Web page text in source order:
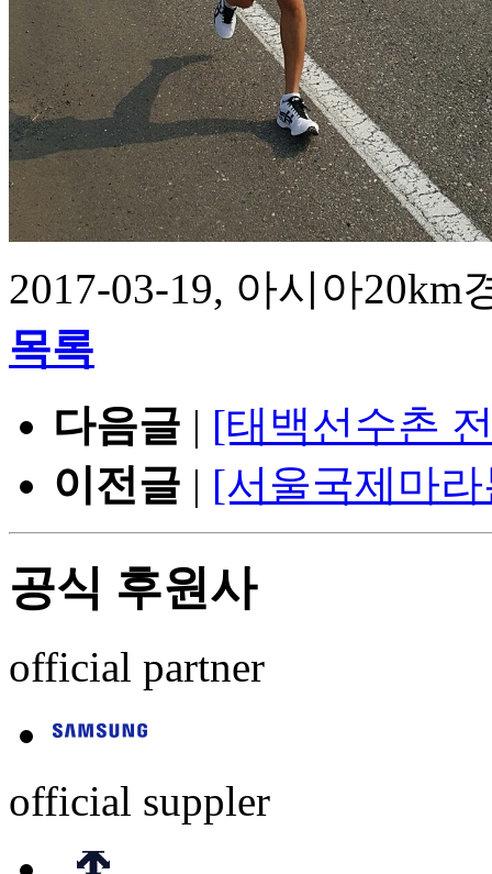
2017-03-19, 아시아20km
목록
다음글 | [태백선수촌
이전글 | [서울국제마
공식 후원사
official partner
official suppler